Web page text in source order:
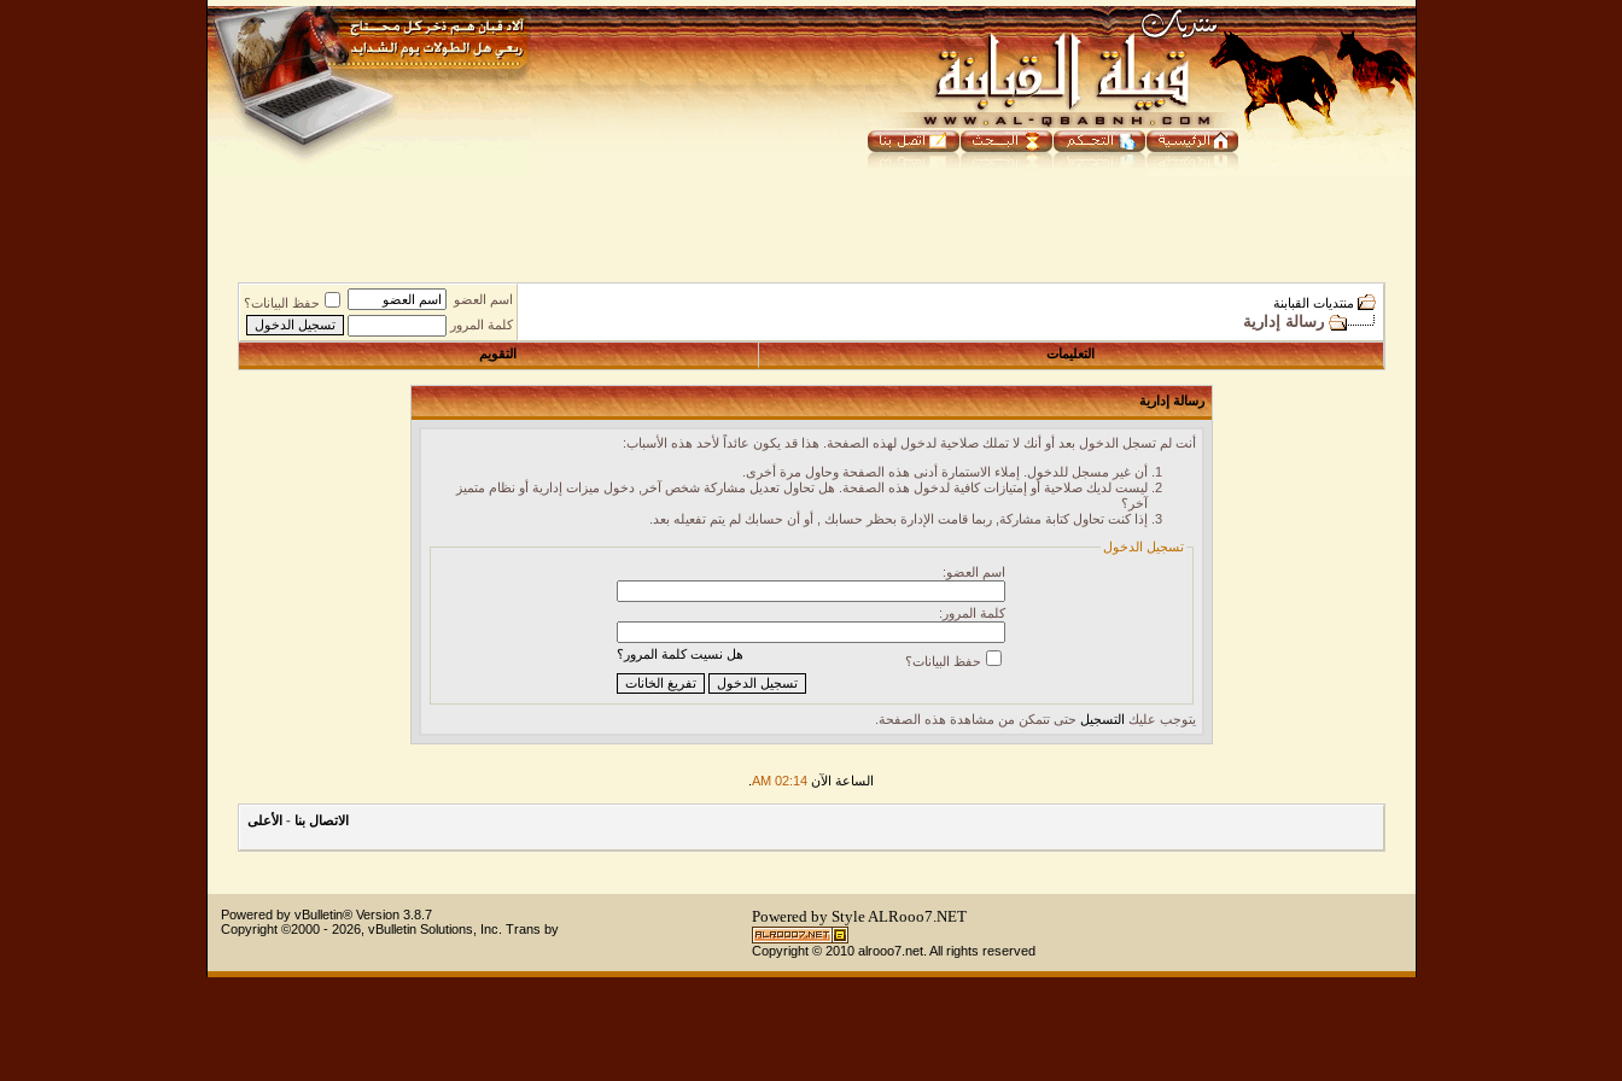
منتديات القبابنة
رسالة إدارية
اسم العضو
حفظ البيانات؟
كلمة المرور
التعليمات
التقويم
رسالة إدارية
أنت لم تسجل الدخول بعد أو أنك لا تملك صلاحية لدخول لهذه الصفحة. هذا قد يكون عائداً لأحد هذه الأسباب:
أن غير مسجل للدخول. إملاء الاستمارة أدنى هذه الصفحة وحاول مرة أخرى.
ليست لديك صلاحية أو إمتيازات كافية لدخول هذه الصفحة. هل تحاول تعديل مشاركة شخص آخر, دخول ميزات إدارية أو نظام متميز
آخر؟
إذا كنت تحاول كتابة مشاركة, ربما قامت الإدارة بحظر حسابك , أو أن حسابك لم يتم تفعيله بعد.
تسجيل الدخول
اسم العضو:
كلمة المرور:
هل نسيت كلمة المرور؟ حفظ البيانات؟
يتوجب عليك التسجيل حتى تتمكن من مشاهدة هذه الصفحة.
الساعة الآن 02:14 AM
الاتصال بنا - الأعلى
Powered by vBulletin® Version 3.8.7
Copyright ©2000 - 2026, vBulletin Solutions, Inc. Trans by
Powered by StyleALRooo7.NET
Copyright © 2010 alrooo7.net. All rights reserved